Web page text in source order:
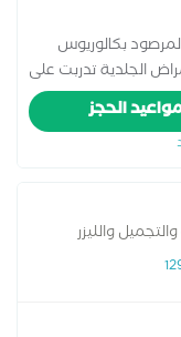
بكالوريوس
خبرة بالامراض الجلدية تدربت على
المرصود والمطرية
الحجز
والليزر